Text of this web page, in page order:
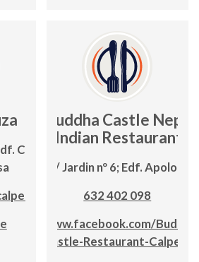
Cancún;
Buddha Castle
& Indian Restaurant
C / Jardin nº 6; Edf. Apolo III
632 402 098
www.facebook.com/
Castle-Restaurant-Calpe